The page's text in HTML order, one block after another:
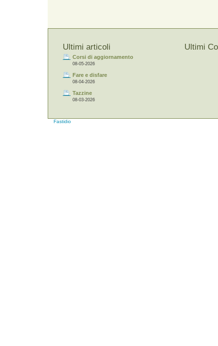
Ultimi articoli
Corsi di aggiornamento
08-05-2026
Fare e disfare
08-04-2026
Tazzine
08-03-2026
Ultimi
Fastidio